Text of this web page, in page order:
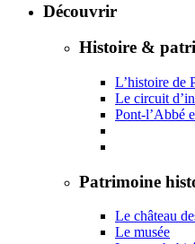
Découvrir
Histoire &
L’histoire de
Le circuit
Pont-l’Abbé
Patrimoine
Le château
Le musée